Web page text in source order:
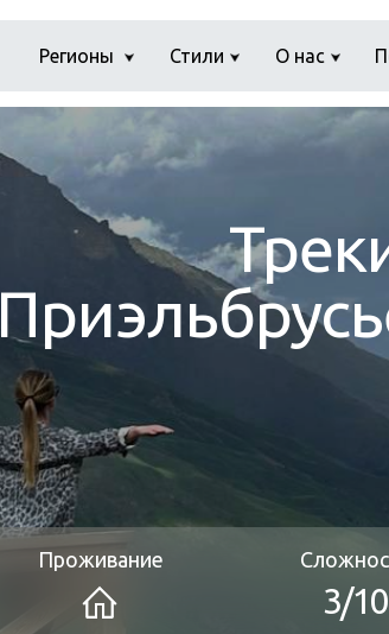
Регионы Стили О нас
Проживание
3/10